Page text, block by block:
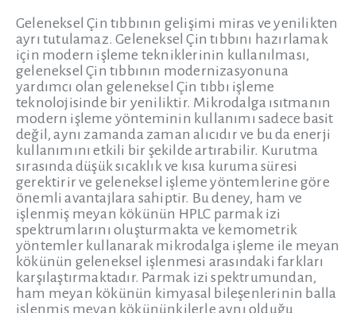
Geleneksel Çin tıbbının gelişimi miras ve yenilikten
ayrı tutulamaz. Geleneksel Çin tıbbını hazırlamak
için modern işleme tekniklerinin kullanılması,
geleneksel Çin tıbbının modernizasyonuna
yardımcı olan geleneksel Çin tıbbı işleme
teknolojisinde bir yeniliktir. Mikrodalga ısıtmanın
modern işleme yönteminin kullanımı sadece basit
değil, aynı zamanda zaman alıcıdır ve bu da enerji
kullanımını etkili bir şekilde artırabilir. Kurutma
sırasında düşük sıcaklık ve kısa kuruma süresi
gerektirir ve geleneksel işleme yöntemlerine göre
önemli avantajlara sahiptir. Bu deney, ham ve
işlenmiş meyan kökünün HPLC parmak izi
spektrumlarını oluşturmakta ve kemometrik
yöntemler kullanarak mikrodalga işleme ile meyan
kökünün geleneksel işlenmesi arasındaki farkları
karşılaştırmaktadır. Parmak izi spektrumundan,
ham meyan kökünün kimyasal bileşenlerinin balla
işlenmiş meyan kökününkilerle aynı olduğu